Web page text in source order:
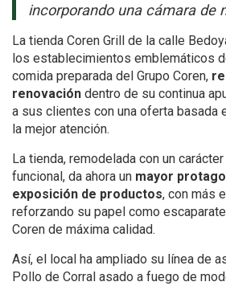
incorporando una cámara de
La tienda Coren Grill de la calle
los establecimientos emblemáticos
comida preparada del Grupo Coren,
renovación dentro de su continua
a sus clientes con una oferta basada
la mejor atención.
La tienda, remodelada con un
funcional, da ahora un mayor
exposición de productos, con más
reforzando su papel como
Coren de máxima calidad.
Así, el local ha ampliado su línea de
Pollo de Corral asado a fuego de